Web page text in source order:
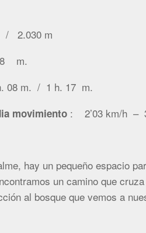
/ 2.030 m
m.
m. / 1 h. 17 m.
movimiento : 2’03 km/h –
hay un pequeño espacio
un camino que
al bosque que vemos a